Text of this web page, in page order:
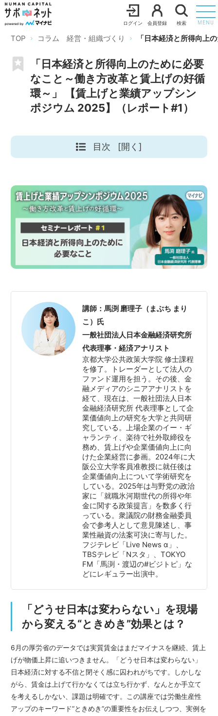
ログイン 会員登録 検索 MENU
TOP コラム 経営・組織づくり 「日本経済と所得向上
「日本経済と所得向上のために必要
なこと～働き方改革と賃上げの好循
環～」 【賃上げと業績アップシン
ポジウム 2025】（レポート#1）
目次 [開く]
講師：馬渕 磨理子（まぶち まり
こ）氏
一般社団法人日本金融経済研究所
代表理事・経済アナリスト
京都大学公共政策大学院 修士課程
を修了。トレーダーとして法人の
ファンド運用を担う。その後、金
融メディアのシニアアナリストを
経て、現在は、一般社団法人日本
金融経済研究所 代表理事として企
業価値向上の研究を大学と共同研
究している。上場企業のイー・ギ
ャランティ、楽待で社外取締役を
務め、賃上げや企業価値向上に向
けた企業経営に参画。2024年に大
阪公立大学客員准教授に就任後は
企業価値向上について学術研究を
している。2025年は与野党の政治
家に「就職氷河期世代の所得や年
金に関する政策提言」を数多く行
っている。衆議院の財務金融委員
会で参考人として意見陳述し、事
業性融資の法案可決に寄与した。
フジテレビ「Live News α」、
TBSテレビ「Nスタ」、TOKYO
FM「馬渕・渡辺の#ビジトピ」な
どにレギュラー出演中。
「どうせ日本は変わらない」を現場
から変える“ときめき”効果とは？
6月の厚労省のデータでは実質賃金はまだマイナスを継続、賃上
げが物価上昇に追いつきません。「どうせ日本は変わらない」
日本経済に対する不信と閉そく感に囚われがちです。しかしな
がら、賃金は上げて行かなくては立ち行かず、なんとか手立て
を考えるしかない、課題は明確です。この講座では労働生産性
アップのキーワード”ときめき”の重要性をお伝えしつつ、実例を